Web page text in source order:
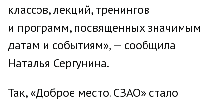
классов, лекций, тренингов
и программ, посвященных значимым
датам и событиям», — сообщила
Наталья Сергунина.
Так, «Доброе место. СЗАО» стало